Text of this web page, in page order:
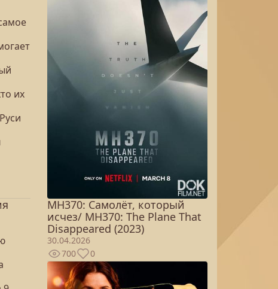
их
MH370: Самолёт, который
исчез/ MH370: The Plane That
Disappeared (2023)
30.04.2026
700
0